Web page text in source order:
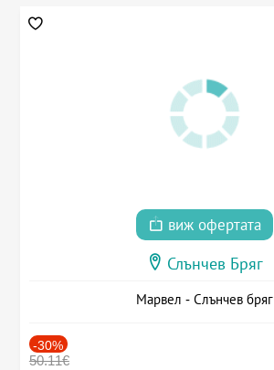
виж офертата
Слънчев Бряг
Марвел - Слънчев бряг
-30%
50.11€